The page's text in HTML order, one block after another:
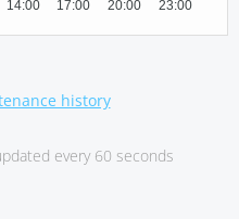
14:00 17:00 20:00 23:00
history
every 60 seconds